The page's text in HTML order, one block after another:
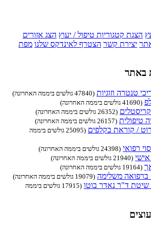
הצגת קטגוריות טיפול / יעוץ הצג אזורים
יצירת קשר הצטרף לאינדקס שלנו מפת
באתר
טנטרה וזוגיות (47840 גולשים ביממה האחרונה)
(41690 גולשים ביממה האחרונה)
(26352 גולשים ביממה האחרונה)
טיפולית (26157 גולשים ביממה האחרונה)
/ קוראת בקלפים
(25095 גולשים ביממה
רפואי (24398 גולשים ביממה האחרונה)
(21940 גולשים ביממה האחרונה)
(19164 גולשים ביממה האחרונה)
ברפואה משלימה (19079 גולשים ביממה האחרונה)
ד"ר נאדר בוטו
(17915 גולשים ביממה